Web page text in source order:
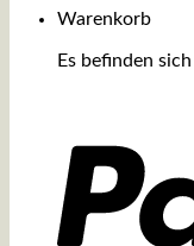
Warenkorb
Es befinden